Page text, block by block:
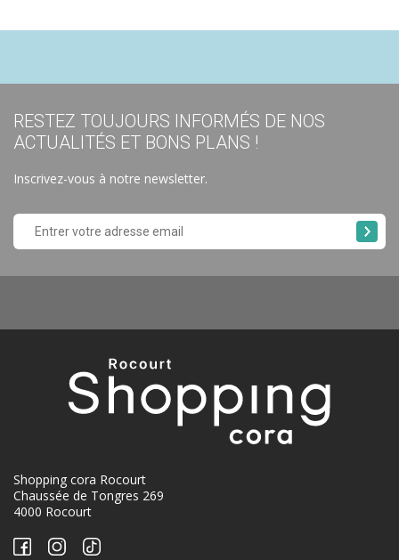
RESTEZ TOUJOURS INFORMÉS DE NOS
ACTUALITÉS ET BONS PLANS !
Inscrivez-vous à notre newsletter.
Shopping cora Rocourt
Chaussée de Tongres 269
4000 Rocourt